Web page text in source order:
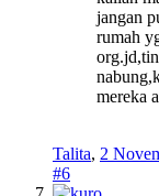
jangan
rumah
mereka
Talita, 2
#6